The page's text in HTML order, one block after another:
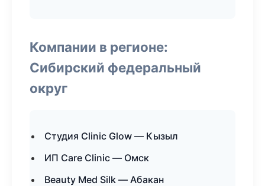
Компании в регионе:
Сибирский федеральный
округ
Студия Clinic Glow — Кызыл
ИП Care Clinic — Омск
Beauty Med Silk — Абакан